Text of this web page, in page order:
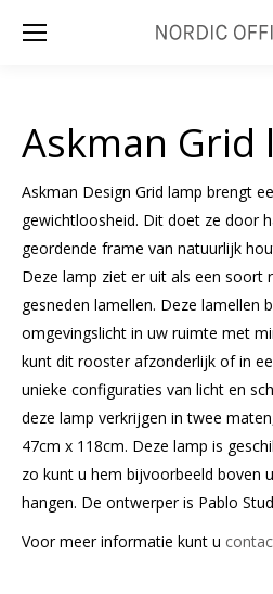
Askman Grid
Askman Design Grid lamp brengt
gewichtloosheid. Dit doet ze door
geordende frame van natuurlijk
Deze lamp ziet er uit als een
gesneden lamellen. Deze lamellen
omgevingslicht in uw ruimte met
kunt dit rooster afzonderlijk of in
unieke configuraties van licht en
deze lamp verkrijgen in twee
47cm x 118cm. Deze lamp is
zo kunt u hem bijvoorbeeld boven
hangen. De ontwerper is Pablo
Voor meer informatie kunt u